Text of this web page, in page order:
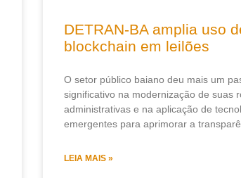
DETRAN-BA amplia uso
blockchain em leilões
O setor público baiano deu mais um
significativo na modernização de suas
administrativas e na aplicação de
emergentes para aprimorar a
LEIA MAIS »